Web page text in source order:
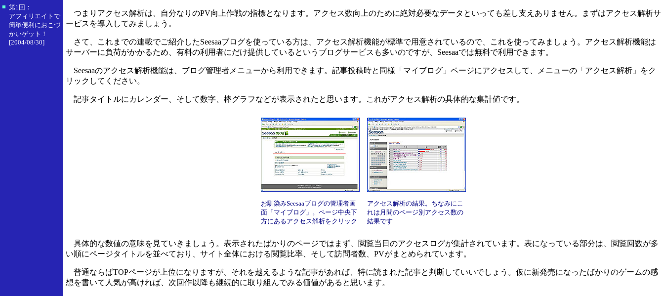
■ 第1回：
アフィリエイトで
簡単便利におこづ
かいゲット！
[2004/08/30]
つまりアクセス解析は、自分なりのPV向上作戦の指標となります。アクセス数向上のために絶対必要なデータといっても差し支えありません。まずはアクセス解析サ
ービスを導入してみましょう。
さて、これまでの連載でご紹介したSeesaaブログを使っている方は、アクセス解析機能が標準で用意されているので、これを使ってみましょう。アクセス解析機能は
サーバーに負荷がかかるため、有料の利用者にだけ提供しているというブログサービスも多いのですが、Seesaaでは無料で利用できます。
Seesaaのアクセス解析機能は、ブログ管理者メニューから利用できます。記事投稿時と同様「マイブログ」ページにアクセスして、メニューの「アクセス解析」をク
リックしてください。
記事タイトルにカレンダー、そして数字、棒グラフなどが表示されたと思います。これがアクセス解析の具体的な集計値です。
お馴染みSeesaaブログの管理者画
面「マイブログ」。ページ中央下
方にあるアクセス解析をクリック
アクセス解析の結果。ちなみにこ
れは月間のページ別アクセス数の
結果です
具体的な数値の意味を見ていきましょう。表示されたばかりのページではまず、閲覧当日のアクセスログが集計されています。表になっている部分は、閲覧回数が多
い順にページタイトルを並べており、サイト全体における閲覧比率、そして訪問者数、PVがまとめられています。
普通ならばTOPページが上位になりますが、それを越えるような記事があれば、特に読まれた記事と判断していいでしょう。仮に新発売になったばかりのゲームの感
想を書いて人気が高ければ、次回作以降も継続的に取り組んでみる価値があると思います。